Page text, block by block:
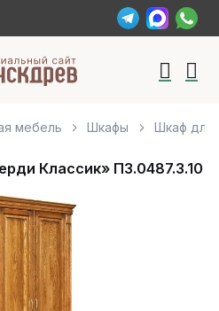
мебель Шкафы Шкаф для
Классик» П3.0487.3.10